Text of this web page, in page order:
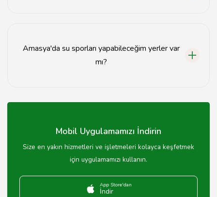
Amasya'da su sporları yapabileceğim yerler var
mı?
merkezler bulunmaktadır.
Mobil Uygulamamızı İndirin
Size en yakın hizmetleri ve işletmeleri kolayca keşfetmek
için uygulamamızı kullanın.
App Store'dan
İndir